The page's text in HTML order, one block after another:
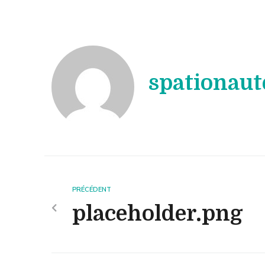
PRÉCÉDENT
placeholder.png